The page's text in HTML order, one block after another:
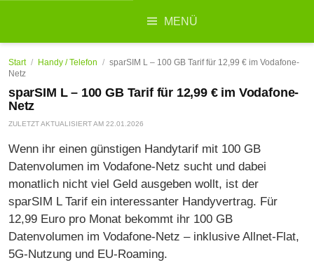
MENÜ
nach:
Start / Handy / Telefon / sparSIM L – 100 GB Tarif für 12,99 € im Vodafone-
Netz
sparSIM L – 100 GB Tarif für 12,99 € im Vodafone-
Netz
ZULETZT AKTUALISIERT AM 22.01.2026
Wenn ihr einen günstigen Handytarif mit 100 GB
Datenvolumen im Vodafone-Netz sucht und dabei
monatlich nicht viel Geld ausgeben wollt, ist der
sparSIM L Tarif ein interessanter Handyvertrag. Für
12,99 Euro pro Monat bekommt ihr 100 GB
Datenvolumen im Vodafone-Netz – inklusive Allnet-Flat,
5G-Nutzung und EU-Roaming.